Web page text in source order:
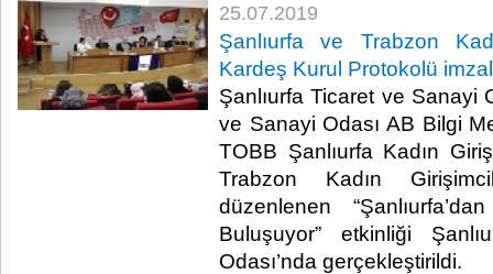
25.07.2019
Şanlıurfa ve Trabzon
Kardeş Kurul Protokolü
Şanlıurfa Ticaret ve Sanayi
ve Sanayi Odası AB Bilgi
TOBB Şanlıurfa Kadın
Trabzon Kadın
düzenlenen
Buluşuyor” etkinliği
Odası’nda gerçekleştirildi. ​